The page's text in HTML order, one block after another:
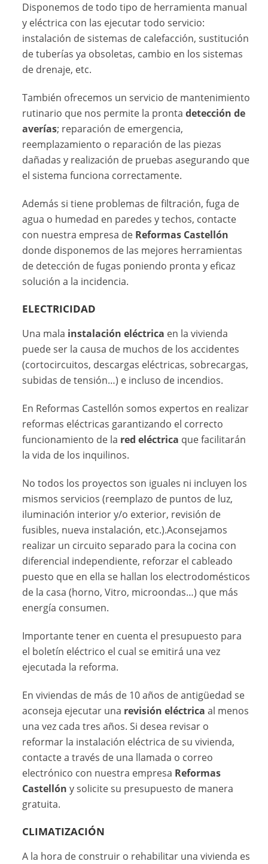
Disponemos de todo tipo de herramienta manual
y eléctrica con las ejecutar todo servicio:
instalación de sistemas de calefacción, sustitución
de tuberías ya obsoletas, cambio en los sistemas
de drenaje, etc.
También ofrecemos un servicio de mantenimiento
rutinario que nos permite la prontadetección de
averías; reparación de emergencia,
reemplazamiento o reparación de las piezas
dañadas y realización de pruebas asegurando que
el sistema funciona correctamente.
Además si tiene problemas de filtración, fuga de
agua o humedad en paredes y techos, contacte
con nuestra empresa de Reformas Castellón
donde disponemos de las mejores herramientas
de detección de fugas poniendo pronta y eficaz
solución a la incidencia.
ELECTRICIDAD
Una mala instalación eléctrica en la vivienda
puede ser la causa de muchos de los accidentes
(cortocircuitos, descargas eléctricas, sobrecargas,
subidas de tensión…) e incluso de incendios.
En Reformas Castellón somos expertos en realizar
reformas eléctricas garantizando el correcto
funcionamiento de la red eléctrica que facilitarán
la vida de los inquilinos.
No todos los proyectos son iguales ni incluyen los
mismos servicios (reemplazo de puntos de luz,
iluminación interior y/o exterior, revisión de
fusibles, nueva instalación, etc.).Aconsejamos
realizar un circuito separado para la cocina con
diferencial independiente, reforzar el cableado
puesto que en ella se hallan los electrodomésticos
de la casa (horno, Vitro, microondas…) que más
energía consumen.
Importante tener en cuenta el presupuesto para
el boletín eléctrico el cual se emitirá una vez
ejecutada la reforma.
En viviendas de más de 10 años de antigüedad se
aconseja ejecutar una revisión eléctrica al menos
una vez cada tres años. Si desea revisar o
reformar la instalación eléctrica de su vivienda,
contacte a través de una llamada o correo
electrónico con nuestra empresa Reformas
Castellón y solicite su presupuesto de manera
gratuita.
CLIMATIZACIÓN
A la hora de construir o rehabilitar una vivienda es